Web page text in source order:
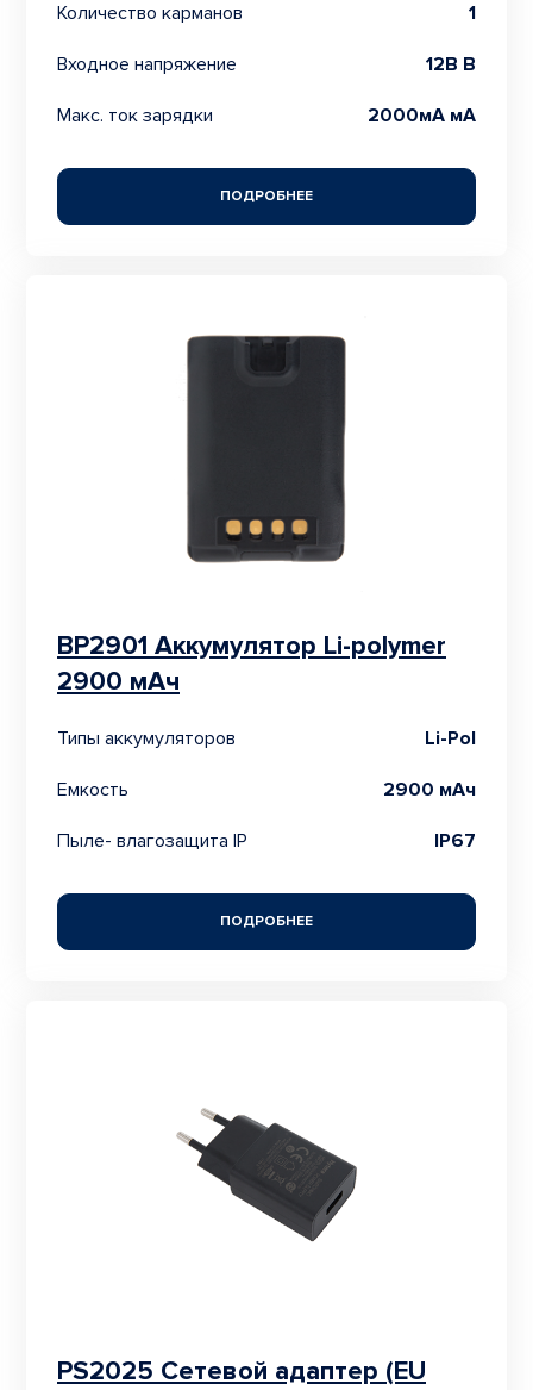
Количество карманов 1
Входное напряжение 12В В
Макс. ток зарядки 2000мА мА
ПОДРОБНЕЕ
BP2901 Аккумулятор Li-polymer
2900 мАч
Типы аккумуляторов Li-Pol
Емкость 2900 мАч
Пыле- влагозащита IP IP67
ПОДРОБНЕЕ
PS2025 Сетевой адаптер (EU